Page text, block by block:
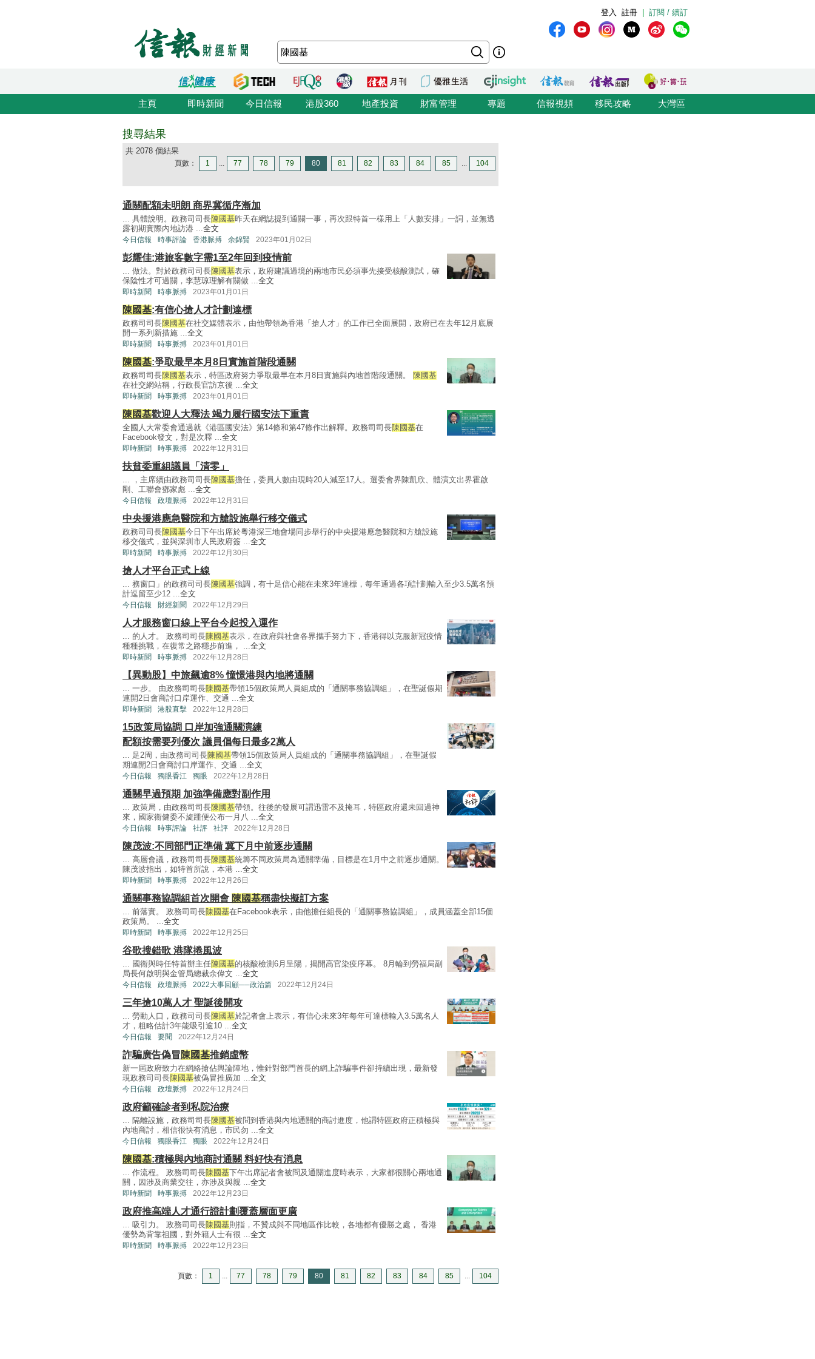
訂閱 / 續訂
註冊
登入
主頁 即時新聞 今日信報 港股360 地產投資 財富管理 專題 信報視頻 移民攻略 大灣區
搜尋結果
共 2078 個結果
頁數： 1 ... 77 78 79 80 81 82 83 84 85 ... 104
通關配額未明朗 商界冀循序漸加
... 具體說明。政務司司長陳國基昨天在網誌提到通關一事，再次跟特首一樣用上「人數安排」一詞，並無透
露初期實際內地訪港 ...全文
今日信報 時事評論 香港脈搏 余錦賢 2023年01月02日
彭耀佳:港旅客數字需1至2年回到疫情前
... 做法。對於政務司司長陳國基表示，政府建議過境的兩地市民必須事先接受核酸測試，確
保陰性才可過關，李慧琼理解有關做 ...全文
即時新聞 時事脈搏 2023年01月01日
陳國基:有信心搶人才計劃達標
政務司司長陳國基在社交媒體表示，由他帶領為香港「搶人才」的工作已全面展開，政府已在去年12月底展
開一系列新措施 ...全文
即時新聞 時事脈搏 2023年01月01日
陳國基:爭取最早本月8日實施首階段通關
政務司司長陳國基表示，特區政府努力爭取最早在本月8日實施與內地首階段通關。 陳國基
在社交網站稱，行政長官訪京後 ...全文
即時新聞 時事脈搏 2023年01月01日
陳國基歡迎人大釋法 竭力履行國安法下重責
全國人大常委會通過就《港區國安法》第14條和第47條作出解釋。政務司司長陳國基在
Facebook發文，對是次釋 ...全文
即時新聞 時事脈搏 2022年12月31日
扶貧委重組議員「清零」
... ，主席續由政務司司長陳國基擔任，委員人數由現時20人減至17人。選委會界陳凱欣、體演文出界霍啟
剛、工聯會鄧家彪 ...全文
今日信報 政壇脈搏 2022年12月31日
中央援港應急醫院和方艙設施舉行移交儀式
政務司司長陳國基今日下午出席於粵港深三地會場同步舉行的中央援港應急醫院和方艙設施
移交儀式，並與深圳市人民政府簽 ...全文
即時新聞 時事脈搏 2022年12月30日
搶人才平台正式上線
... 務窗口」的政務司司長陳國基強調，有十足信心能在未來3年達標，每年通過各項計劃輸入至少3.5萬名預
計逗留至少12 ...全文
今日信報 財經新聞 2022年12月29日
人才服務窗口線上平台今起投入運作
... 的人才。 政務司司長陳國基表示，在政府與社會各界攜手努力下，香港得以克服新冠疫情
種種挑戰，在復常之路穩步前進， ...全文
即時新聞 時事脈搏 2022年12月28日
【異動股】中旅飆逾8% 憧憬港與內地將通關
... 一步。 由政務司司長陳國基帶領15個政策局人員組成的「通關事務協調組」，在聖誕假期
連開2日會商討口岸運作、交通 ...全文
即時新聞 港股直擊 2022年12月28日
15政策局協調 口岸加強通關演練
配額按需要列優次 議員倡每日最多2萬人
... 足2周，由政務司司長陳國基帶領15個政策局人員組成的「通關事務協調組」，在聖誕假
期連開2日會商討口岸運作、交通 ...全文
今日信報 獨眼香江 獨眼 2022年12月28日
通關早過預期 加強準備應對副作用
... 政策局，由政務司司長陳國基帶領。往後的發展可謂迅雷不及掩耳，特區政府還未回過神
來，國家衞健委不旋踵便公布一月八 ...全文
今日信報 時事評論 社評 社評 2022年12月28日
陳茂波:不同部門正準備 冀下月中前逐步通關
... 高層會議，政務司司長陳國基統籌不同政策局為通關準備，目標是在1月中之前逐步通關。
陳茂波指出，如特首所說，本港 ...全文
即時新聞 時事脈搏 2022年12月26日
通關事務協調組首次開會 陳國基稱盡快擬訂方案
... 前落實。 政務司司長陳國基在Facebook表示，由他擔任組長的「通關事務協調組」，成員涵蓋全部15個
政策局。 ...全文
即時新聞 時事脈搏 2022年12月25日
谷歌搜錯歌 港隊捲風波
... 國衞與時任特首辦主任陳國基的核酸檢測6月呈陽，揭開高官染疫序幕。 8月輪到勞福局副
局長何啟明與金管局總裁余偉文 ...全文
今日信報 政壇脈搏 2022大事回顧──政治篇 2022年12月24日
三年搶10萬人才 聖誕後開攻
... 勞動人口，政務司司長陳國基於記者會上表示，有信心未來3年每年可達標輸入3.5萬名人
才，粗略估計3年能吸引逾10 ...全文
今日信報 要聞 2022年12月24日
詐騙廣告偽冒陳國基推銷虛幣
新一屆政府致力在網絡搶佔輿論陣地，惟針對部門首長的網上詐騙事件卻持續出現，最新發
現政務司司長陳國基被偽冒推廣加 ...全文
今日信報 政壇脈搏 2022年12月24日
政府籲確診者到私院治療
... 隔離設施，政務司司長陳國基被問到香港與內地通關的商討進度，他謂特區政府正積極與
內地商討，相信很快有消息，市民勿 ...全文
今日信報 獨眼香江 獨眼 2022年12月24日
陳國基:積極與內地商討通關 料好快有消息
... 作流程。 政務司司長陳國基下午出席記者會被問及通關進度時表示，大家都很關心兩地通
關，因涉及商業交往，亦涉及與親 ...全文
即時新聞 時事脈搏 2022年12月23日
政府推高端人才通行證計劃覆蓋層面更廣
... 吸引力。 政務司司長陳國基則指，不贊成與不同地區作比較，各地都有優勝之處， 香港
優勢為背靠祖國，對外籍人士有很 ...全文
即時新聞 時事脈搏 2022年12月23日
頁數： 1 ... 77 78 79 80 81 82 83 84 85 ... 104